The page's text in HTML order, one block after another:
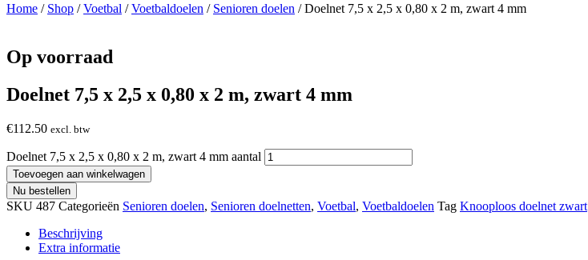
Home / Shop /Voetbal /Voetbaldoelen / Senioren doelen / Doelnet 7,5 x 2,5 x 0,80 x 2 m, zwart 4 mm
Op voorraad
Doelnet 7,5 x 2,5 x 0,80 x 2 m, zwart 4 mm
€112.50 excl. btw
Doelnet 7,5 x 2,5 x 0,80 x 2 m, zwart 4 mm aantal
Toevoegen aan winkelwagen
Nu bestellen
SKU 487 Categorieën Senioren doelen, Senioren doelnetten, Voetbal, Voetbaldoelen Tag Knooploos doelnet zwart
Beschrijving
Extra informatie